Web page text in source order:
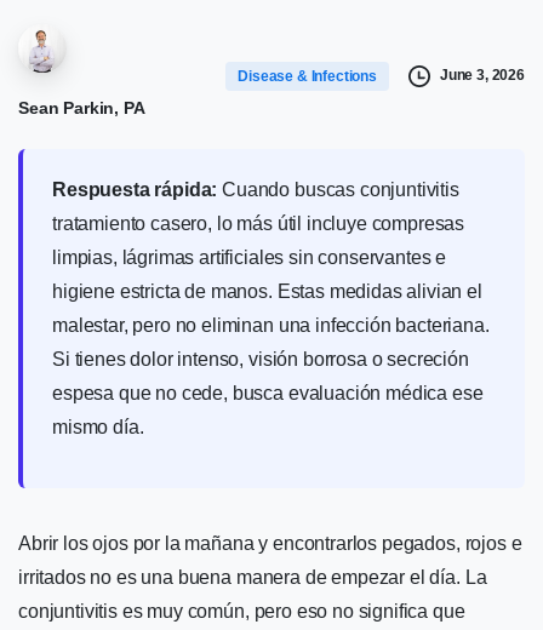
Sean Parkin, PA
Disease & Infections June 3, 2026
Respuesta rápida: Cuando buscas conjuntivitis
tratamiento casero, lo más útil incluye compresas
limpias, lágrimas artificiales sin conservantes e
higiene estricta de manos. Estas medidas alivian el
malestar, pero no eliminan una infección bacteriana.
Si tienes dolor intenso, visión borrosa o secreción
espesa que no cede, busca evaluación médica ese
mismo día.
Abrir los ojos por la mañana y encontrarlos pegados, rojos e
irritados no es una buena manera de empezar el día. La
conjuntivitis es muy común, pero eso no significa que